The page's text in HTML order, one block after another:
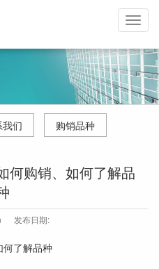
们 购销品种
何购销、如何了解品
发布日期:
何了解品种